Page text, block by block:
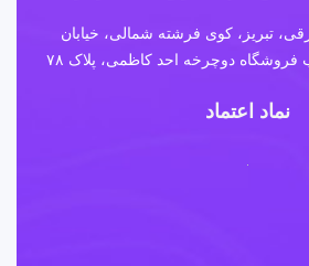
تبریز، کوی فرشته شمالی، خیابان
دوچرخه احد کاظمی، پلاک ۷۸
نماد اعتماد